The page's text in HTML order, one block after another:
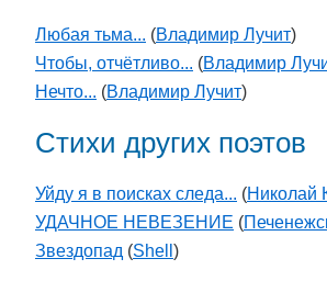
Любая тьма... (Владимир Лучит)
Чтобы, отчётливо... (Владимир
Нечто... (Владимир Лучит)
Стихи других поэтов
Уйду я в поисках следа... (Николай
УДАЧНОЕ НЕВЕЗЕНИЕ (
Звездопад (Shell )